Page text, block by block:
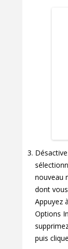
nouveau
dont
Appuyez
Options
puis